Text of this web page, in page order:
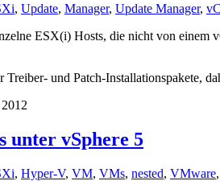
, Update, Manager, Update Manager,
ESX(i) Hosts, die nicht von einem
und Patch-Installationspakete,
unter vSphere 5
, Hyper-V, VM, VMs, nested, VMware,